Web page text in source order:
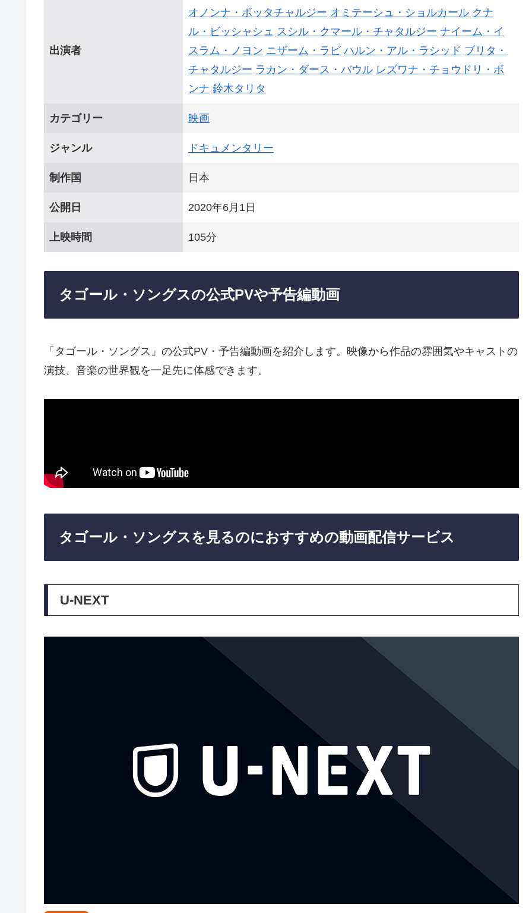
出演者
オノンナ・ボッタチャルジー オミテーシュ・ショルカール クナ
ル・ビッシャシュ
スシル・クマール・チャタルジー ナイーム・イ
スラム・ノヨン ニザーム・ラビ ハルン・アル・ラシッド ブリタ・
チャタルジー ラカン・ダース・バウル レズワナ・チョウドリ・ボ
ンナ 鈴木タリタ
カテゴリー 映画
ジャンル ドキュメンタリー
制作国 日本
公開日 2020年6月1日
上映時間 105分
タゴール・ソングスの公式PVや予告編動画
「タゴール・ソングス」の公式PV・予告編動画を紹介します。映像から作品の雰囲気やキャストの
演技、音楽の世界観を一足先に体感できます。
タゴール・ソングスを見るのにおすすめの動画配信サービス
U-NEXT